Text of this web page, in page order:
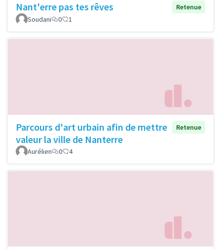
Nant'erre pas tes rêves
Retenue
Soudani
0 1
Parcours d'art urbain afin de mettre
valeur la ville de Nanterre
Retenue
Aurélien 0 4